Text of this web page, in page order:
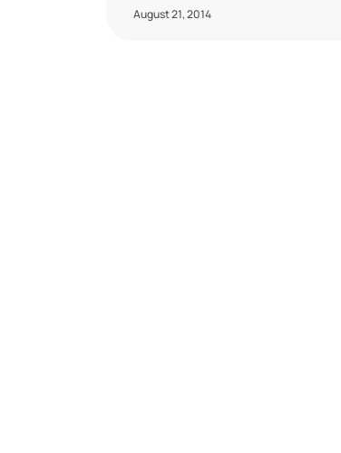
August 21, 2014